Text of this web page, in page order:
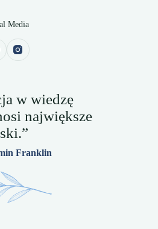
Media
w wiedzę
największe
Franklin